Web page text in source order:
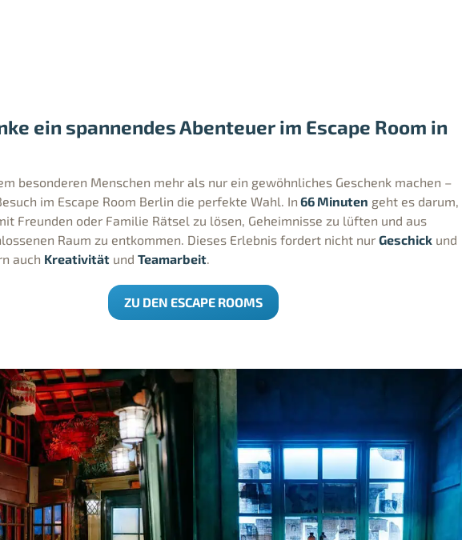
ein spannendes Abenteuer im Escape Room in
besonderen Menschen mehr als nur ein gewöhnliches Geschenk machen –
im Escape Room Berlin die perfekte Wahl. In 66 Minuten geht es darum,
Freunden oder Familie Rätsel zu lösen, Geheimnisse zu lüften und aus
Raum zu entkommen. Dieses Erlebnis fordert nicht nur Geschick und
auch Kreativität und Teamarbeit
ZU DEN ESCAPE ROOMS